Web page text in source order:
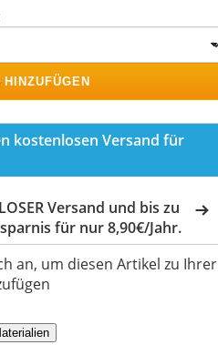
kostenlosen Versand für
Versand und bis zu
für nur 8,90€/Jahr.
an, um diesen Artikel zu Ihrer